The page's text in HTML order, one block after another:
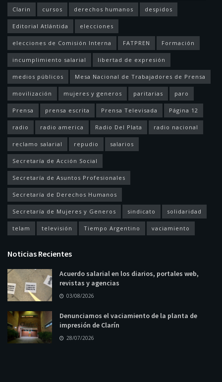
Clarin cursos derechos humanos despidos
Editorial Atlántida elecciones
elecciones de Comisión Interna FATPREN Formación
incumplimiento salarial libertad de expresión
medios públicos Mesa Nacional de Trabajadores de Prensa
movilización mujeres y generos paritarias paro
Prensa prensa escrita Prensa Televisada Página 12
radio radio america Radio Del Plata radio nacional
reclamo salarial repudio salarios
Secretaría de Acción Social
Secretaría de Asuntos Profesionales
Secretaría de Derechos Humanos
Secretaría de Mujeres y Generos sindicato solidaridad
telam televisión Tiempo Argentino vaciamiento
Noticias Recientes
Acuerdo salarial en los diarios, portales web,
revistas y agencias
03/08/2026
Denunciamos el vaciamiento de la planta de
impresión de Clarín
28/07/2026